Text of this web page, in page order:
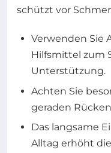
schützt vor
Verwenden Sie
Hilfsmittel zum
Unterstützung.
Achten Sie
geraden
Das langsame
Alltag erhöht